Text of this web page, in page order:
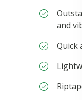
and
Quick